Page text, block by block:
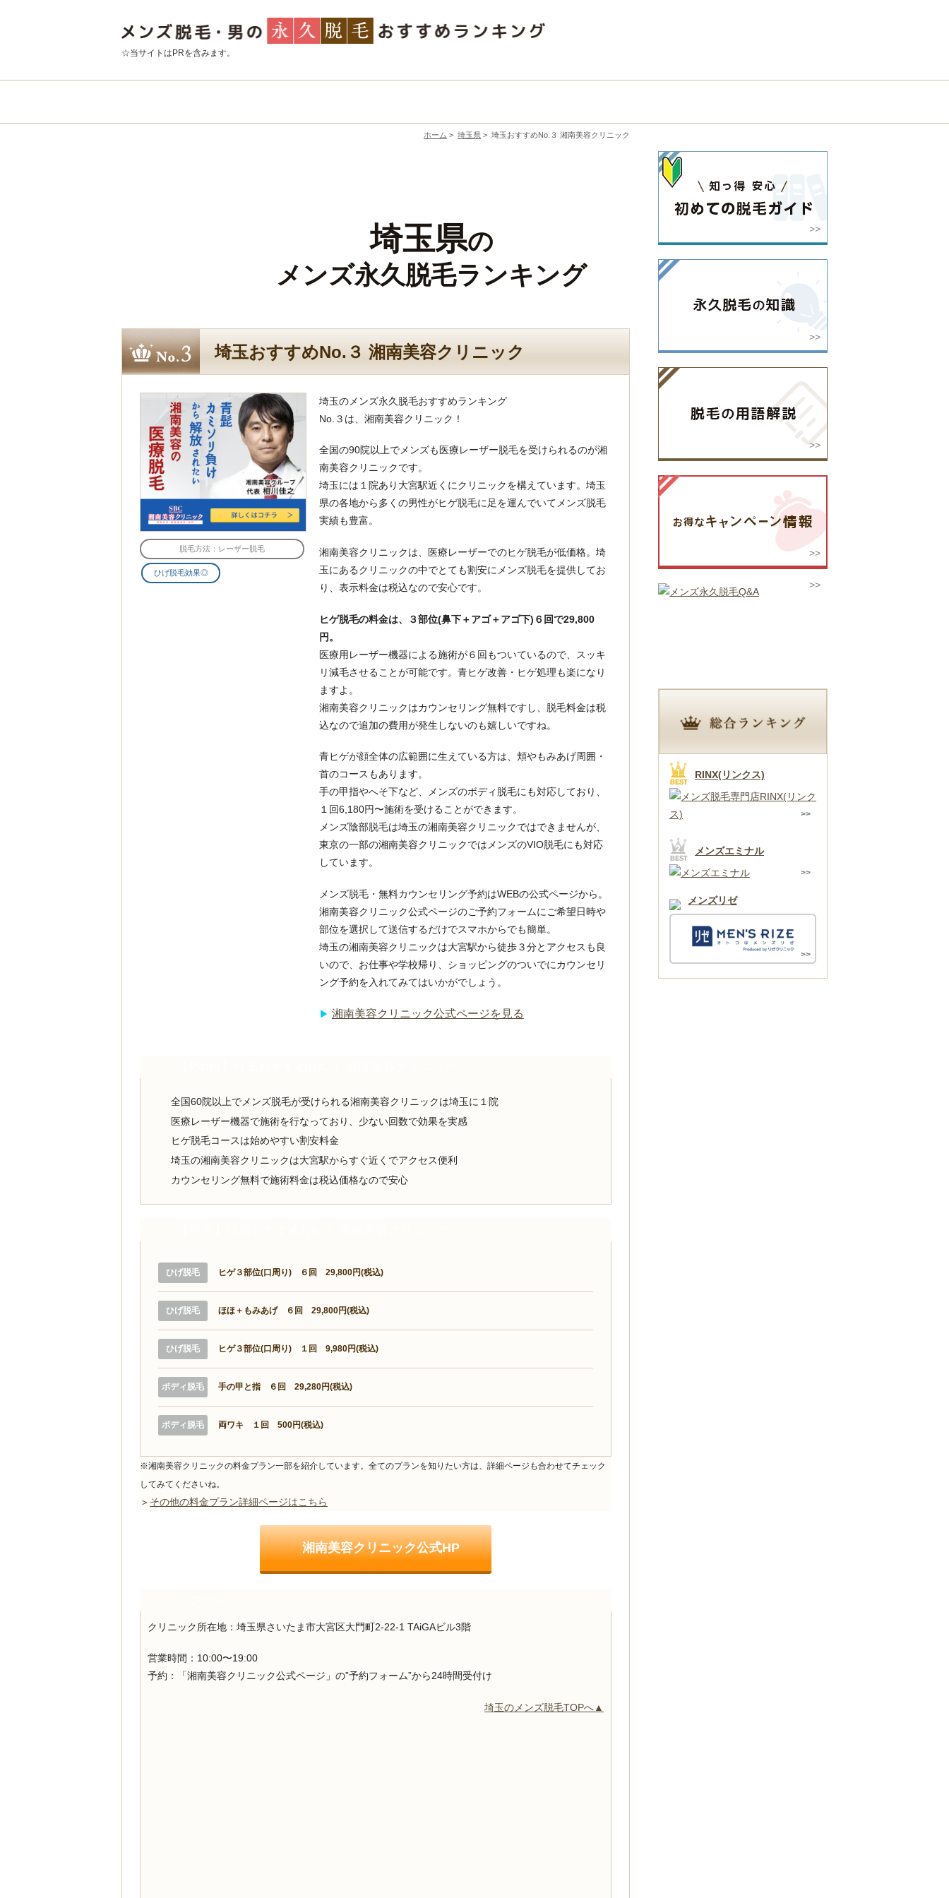
☆当サイトはPRを含みます。
ホーム > 埼玉県 > 埼玉おすすめNo.３ 湘南美容クリニック
埼玉県の
メンズ永久脱毛ランキング
埼玉おすすめNo.３ 湘南美容クリニック
脱毛方法：レーザー脱毛
ひげ脱毛効果◎
埼玉のメンズ永久脱毛おすすめランキング
No.３は、湘南美容クリニック！
全国の90院以上でメンズも医療レーザー脱毛を受けられるのが湘
南美容クリニックです。
埼玉には１院あり大宮駅近くにクリニックを構えています。埼玉
県の各地から多くの男性がヒゲ脱毛に足を運んでいてメンズ脱毛
実績も豊富。
湘南美容クリニックは、医療レーザーでのヒゲ脱毛が低価格。埼
玉にあるクリニックの中でとても割安にメンズ脱毛を提供してお
り、表示料金は税込なので安心です。
ヒゲ脱毛の料金は、３部位(鼻下＋アゴ＋アゴ下)６回で29,800
円。
医療用レーザー機器による施術が６回もついているので、スッキ
リ減毛させることが可能です。青ヒゲ改善・ヒゲ処理も楽になり
ますよ。
湘南美容クリニックはカウンセリング無料ですし、脱毛料金は税
込なので追加の費用が発生しないのも嬉しいですね。
青ヒゲが顔全体の広範囲に生えている方は、頬やもみあげ周囲・
首のコースもあります。
手の甲指やへそ下など、メンズのボディ脱毛にも対応しており、
１回6,180円〜施術を受けることができます。
メンズ陰部脱毛は埼玉の湘南美容クリニックではできませんが、
東京の一部の湘南美容クリニックではメンズのVIO脱毛にも対応
しています。
メンズ脱毛・無料カウンセリング予約はWEBの公式ページから。
湘南美容クリニック公式ページのご予約フォームにご希望日時や
部位を選択して送信するだけでスマホからでも簡単。
埼玉の湘南美容クリニックは大宮駅から徒歩３分とアクセスも良
いので、お仕事や学校帰り、ショッピングのついでにカウンセリ
ング予約を入れてみてはいかがでしょう。
▶︎ 湘南美容クリニック公式ページを見る
全国60院以上でメンズ脱毛が受けられる湘南美容クリニックは埼玉に１院
医療レーザー機器で施術を行なっており、少ない回数で効果を実感
ヒゲ脱毛コースは始めやすい割安料金
埼玉の湘南美容クリニックは大宮駅からすぐ近くでアクセス便利
カウンセリング無料で施術料金は税込価格なので安心
ひげ脱毛 ヒゲ３部位(口周り) ６回 29,800円(税込)
ひげ脱毛 ほほ＋もみあげ ６回 29,800円(税込)
ひげ脱毛 ヒゲ３部位(口周り) １回 9,980円(税込)
ボディ脱毛 手の甲と指 ６回 29,280円(税込)
ボディ脱毛 両ワキ １回 500円(税込)
※湘南美容クリニックの料金プラン一部を紹介しています。全てのプランを知りたい方は、詳細ページも合わせてチェック
してみてくださいね。
＞ その他の料金プラン詳細ページはこちら
湘南美容クリニック公式HP
クリニック所在地： 埼玉県さいたま市大宮区大門町2-22-1 TAiGAビル3階
営業時間：10:00〜19:00
予約：「湘南美容クリニック公式ページ」の”予約フォーム”から24時間受付け
埼玉のメンズ脱毛TOPへ▲
RINX(リンクス)
メンズエミナル
メンズリゼ